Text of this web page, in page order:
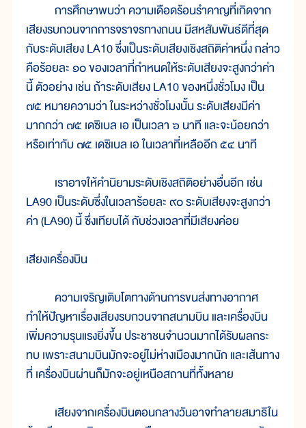
การศึกษาพบว่า ความเดือดร้อนรำคาญที่เกิดจาก
เสียงรบกวนจากการจราจรทางถนน มีสหสัมพันธ์ดีที่สุด
กับระดับเสียง LA10 ซึ่งเป็นระดับเสียงเชิงสถิติค่าหนึ่ง กล่าว
คือร้อยละ ๑๐ ของเวลาที่กำหนดให้ระดับเสียงจะสูงกว่าค่า
นี้ ตัวอย่าง เช่น ถ้าระดับเสียง LA10 ของหนึ่งชั่วโมง เป็น
๗๕ หมายความว่า ในระหว่างชั่วโมงนั้น ระดับเสียงมีค่า
มากกว่า ๗๕ เดซิเบล เอ เป็นเวลา ๖ นาที และจะน้อยกว่า
หรือเท่ากับ ๗๕ เดซิเบล เอ ในเวลาที่เหลืออีก ๕๔ นาที
เราอาจให้คำนิยามระดับเชิงสถิติอย่างอื่นอีก เช่น
LA90 เป็นระดับซึ่งในเวลาร้อยละ ๙๐ ระดับเสียงจะสูงกว่า
ค่า (LA90) นี้ ซึ่งเทียบได้ กับช่วงเวลาที่มีเสียงค่อย
เสียงเครื่องบิน
ความเจริญเติบโตทางด้านการขนส่งทางอากาศ
ทำให้ปัญหาเรื่องเสียงรบกวนจากสนามบิน และเครื่องบิน
เพิ่มความรุนแรงยิ่งขึ้น ประชาชนจำนวนมากได้รับผลกระ
ทบ เพราะสนามบินมักจะอยู่ไม่ห่างเมืองมากนัก และเส้นทาง
ที่ เครื่องบินผ่านก็มักจะอยู่เหนือสถานที่ทั้งหลาย
เสียงจากเครื่องบินตอนกลางวันอาจทำลายสมาธิใน